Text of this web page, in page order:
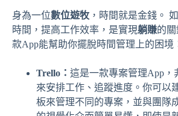
身為一位數位遊牧 ，時間就是金錢。
時間，提高工作效率，是實現躺賺的
款App能幫助你擺脫時間管理上的困境
Trello： 這是一款專案管理App，
來安排工作、追蹤進度。你可以
板來管理不同的專案，並與團隊